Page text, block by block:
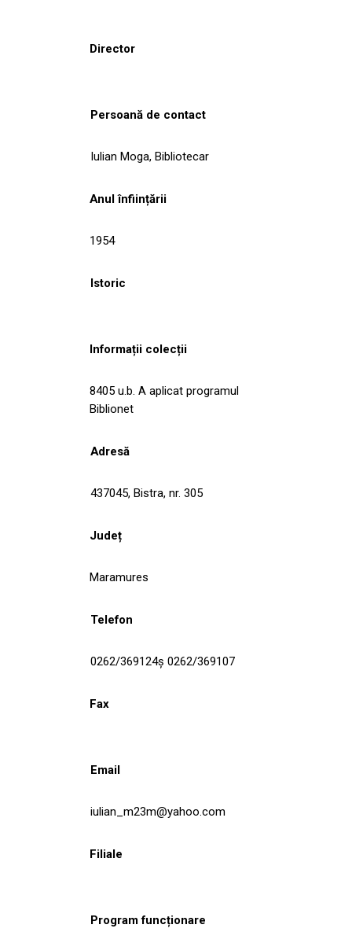
Director
Persoană de contact
Iulian Moga, Bibliotecar
Anul înființării
1954
Istoric
Informații colecții
8405 u.b. A aplicat programul
Biblionet
Adresă
437045, Bistra, nr. 305
Județ
Maramures
Telefon
0262/369124ş 0262/369107
Fax
Email
iulian_m23m@yahoo.com
Filiale
Program funcționare